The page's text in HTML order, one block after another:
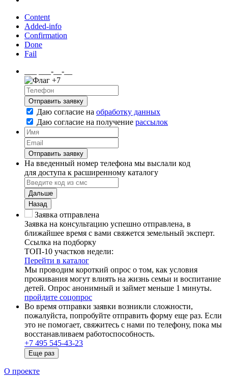
Content
Added-info
Confirmation
Done
Fail
___ ___-__-__
+7
Отправить заявку
Даю согласие на обработку данных
Даю согласие на получение рассылок
Отправить заявку
На введенный номер телефона мы выслали код
для доступа к расширенному каталогу
Дальше
Назад
Заявка отправлена
Заявка на консультацию успешно отправлена, в
ближайшее время с вами свяжется земельный эксперт.
Ссылка на подборку
ТОП-10 участков недели:
Перейти в каталог
Мы проводим короткий опрос о том, как условия
проживания могут влиять на жизнь семьи и воспитание
детей. Опрос анонимный и займет меньше 1 минуты.
пройдите соцопрос
Во время отправки заявки возникли сложности,
пожалуйста, попробуйте отправить форму еще раз. Если
это не помогает, свяжитесь с нами по телефону, пока мы
восстанавливаем работоспособность.
+7 495 545-43-23
Еще раз
О проекте